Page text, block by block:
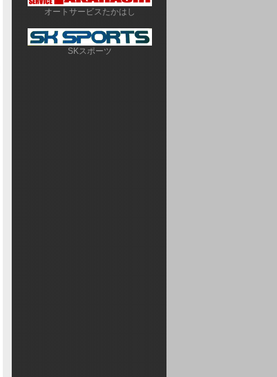
オートサービスたかはし
SKスポーツ